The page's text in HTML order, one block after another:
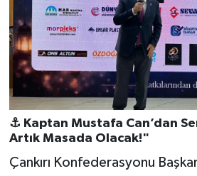
⚓ Kaptan Mustafa Can’dan
Artık Masada Olacak!"
Çankırı Konfederasyonu